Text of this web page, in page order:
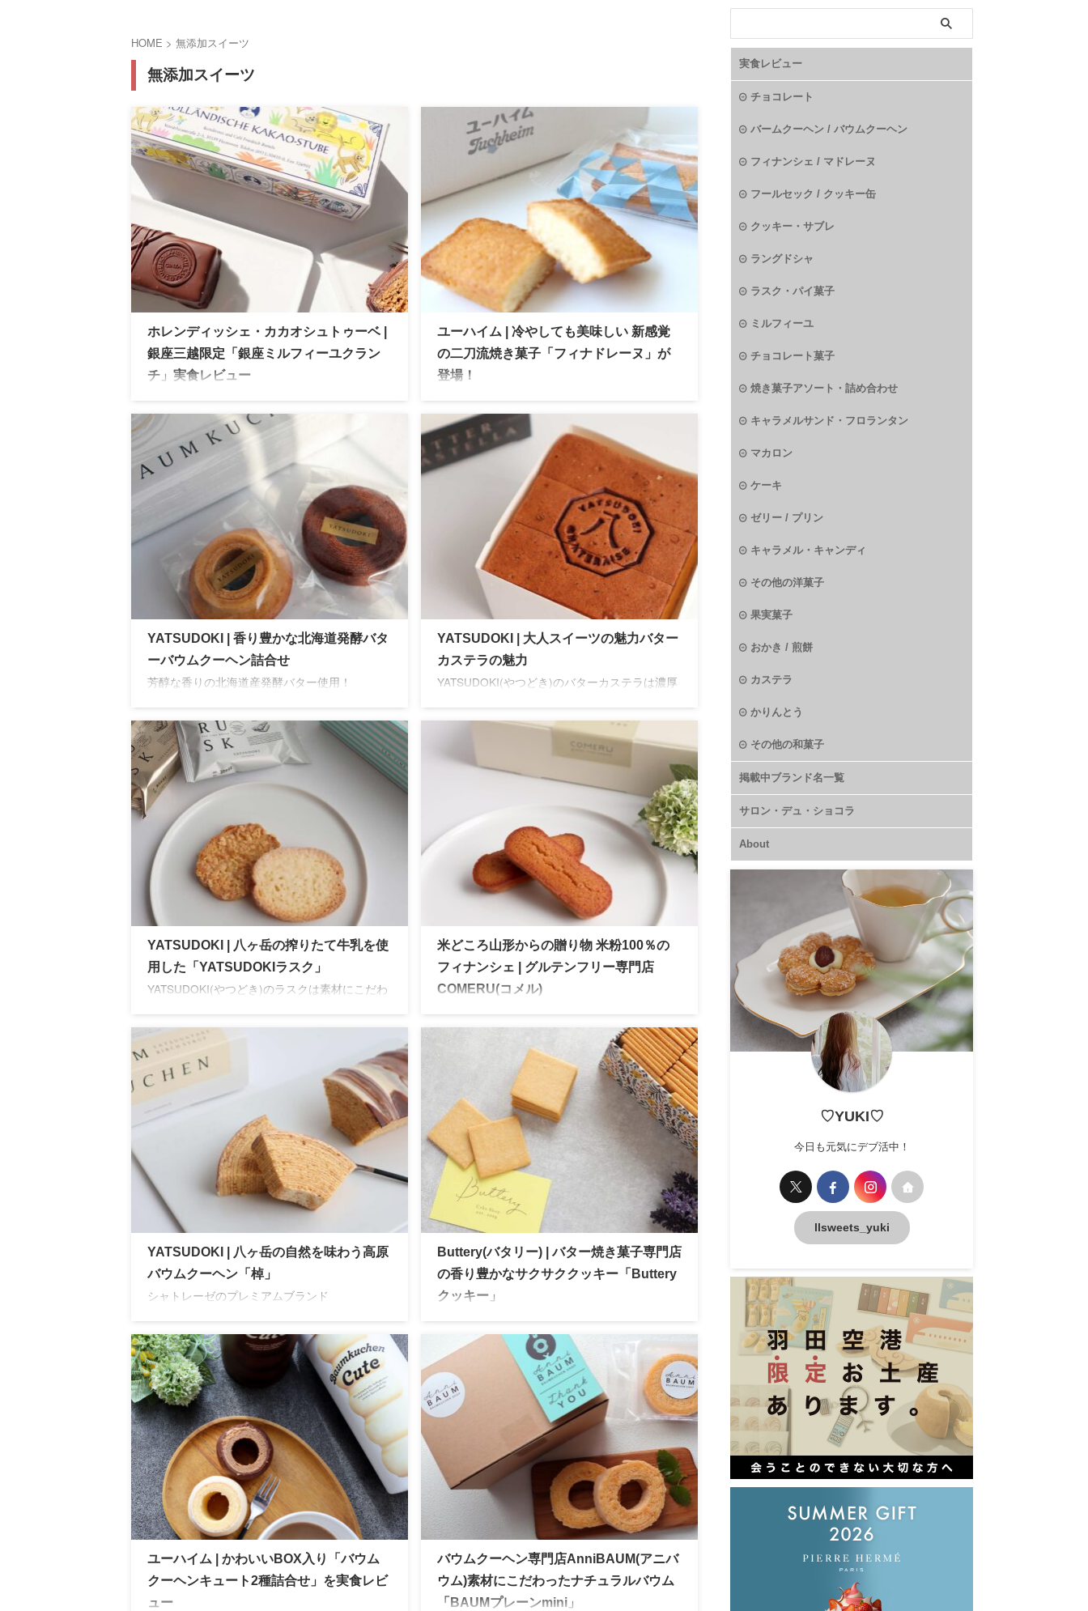
HOME > 無添加スイーツ
無添加スイーツ
ホレンディッシェ・カカオシュトゥーベ |
銀座三越限定「銀座ミルフィーユクラン
チ」実食レビュー
の由緒ある伝統菓子ブランドで三越伊勢丹グル
ープにのみ店舗を構えています。店舗限定の贅
沢なミルフィーユで秋のカフェタイムを満喫。
ユーハイム | 冷やしても美味しい 新感覚
の二刀流焼き菓子「フィナドレーヌ」が
登場！
は、焼き菓子とフィナンシェが一度に楽しめる
二刀流スイーツ。冷やしても美味しく、夏にも
ぴったりの新感覚お菓子です。
YATSUDOKI | 香り豊かな北海道発酵バタ
ーバウムクーヘン詰合せ
芳醇な香りの北海道産発酵バター使用！
適。
YATSUDOKI | 大人スイーツの魅力バター
カステラの魅力
YATSUDOKI(やつどき)のバターカステラは濃厚
YATSUDOKI | 八ヶ岳の搾りたて牛乳を使
用した「YATSUDOKIラスク」
YATSUDOKI(やつどき)のラスクは素材にこだわ
米どころ山形からの贈り物 米粉100％の
フィナンシェ | グルテンフリー専門店
COMERU(コメル)
専門店。フィンガーサイズのフィナンシェはも
っちり食感で、焦がしバターがクセになる贅沢
YATSUDOKI | 八ヶ岳の自然を味わう高原
バウムクーヘン「棹」
シャトレーゼのプレミアムブランド
すめの逸品
Buttery(バタリー) | バター焼き菓子専門店
の香り豊かなサクサククッキー「Buttery
クッキー」
門店。バターにこだわり極力添加物を加えない
スイーツ。缶にびっしり詰まったクッキーは優
しい甘さでサクッサク食感が特徴
ユーハイム | かわいいBOX入り「バウム
クーヘンキュート2種詰合せ」を実食レビ
ュー
バウムクーヘン専門店AnniBAUM(アニバ
ウム)素材にこだわったナチュラルバウム
「BAUMプレーンmini」
実食レビュー
チョコレート
バームクーヘン / バウムクーヘン
フィナンシェ / マドレーヌ
フールセック / クッキー缶
クッキー・サブレ
ラングドシャ
ラスク・パイ菓子
ミルフィーユ
チョコレート菓子
焼き菓子アソート・詰め合わせ
キャラメルサンド・フロランタン
マカロン
ケーキ
ゼリー / プリン
キャラメル・キャンディ
その他の洋菓子
果実菓子
おかき / 煎餅
カステラ
かりんとう
その他の和菓子
掲載中ブランド名一覧
サロン・デュ・ショコラ
About
♡YUKI♡
今日も元気にデブ活中！
llsweets_yuki